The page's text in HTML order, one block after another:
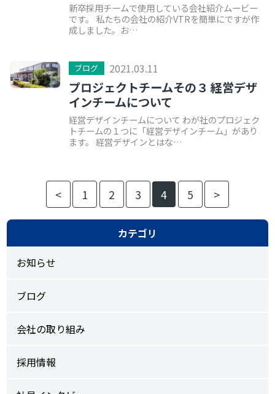
新卒採用チームで使用している会社紹介ムービー
です。 私たちの会社の紹介VTRを簡単にですが作
成しました。お…
ブログ 2021.03.11
プロジェクトチームその３ 経営デザ
インチームについて
経営デザインチームについて わが社のプロジェク
トチームの１つに「経営デザインチーム」があり
ます。 経営デザインとはな…
< 1 2 3 4 5 >
カテゴリ
お知らせ
ブログ
会社の取り組み
採用情報